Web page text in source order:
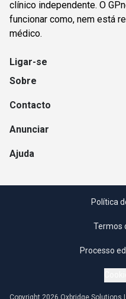
clínico independente. O
funcionar como, nem está
médico.
Ligar-se
Sobre
Contacto
Anunciar
Ajuda
Política
Termos
Processo
Copyright 2026 Oxbridge